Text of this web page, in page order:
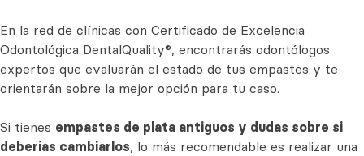
En la red de clínicas con Certificado de Excelencia
Odontológica DentalQuality®, encontrarás odontólogos
expertos que evaluarán el estado de tus empastes y te
orientarán sobre la mejor opción para tu caso.
Si tienes empastes de plata antiguos y dudas sobre si
deberías cambiarlos, lo más recomendable es realizar una